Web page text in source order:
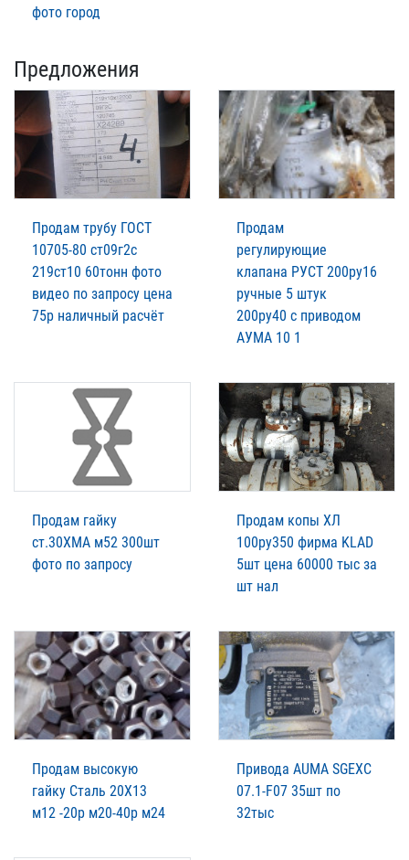
фото город
Предложения
Продам трубу ГОСТ
10705-80 ст09г2с
219ст10 60тонн фото
видео по запросу цена
75р наличный расчёт
Продам
регулирующие
клапана РУСТ 200ру16
ручные 5 штук
200ру40 с приводом
АУМА 10 1
Продам гайку
ст.30ХМА м52 300шт
фото по запросу
Продам копы ХЛ
100ру350 фирма KLAD
5шт цена 60000 тыс за
шт нал
Продам высокую
гайку Сталь 20Х13
м12 -20р м20-40р м24
Привода AUMA SGEXC
07.1-F07 35шт по
32тыс